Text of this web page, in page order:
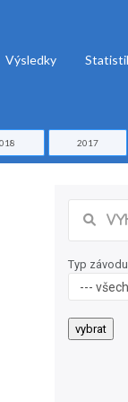
Výsledky
2017
Typ závodu